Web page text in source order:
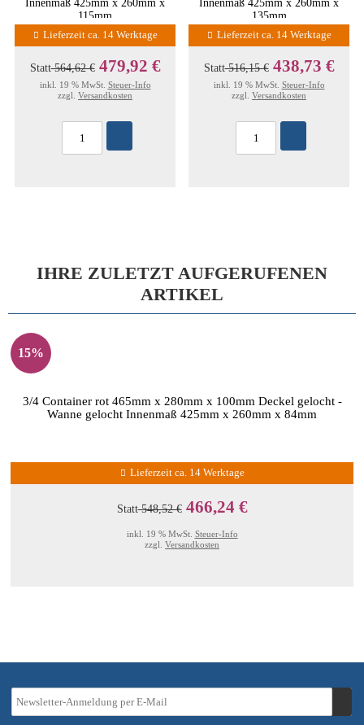
115mm
Lieferzeit ca. 14 Werktage
Statt564,62 € 479,92 €
inkl. 19 % MwSt. Steuer-Info
zzgl. Versandkosten
135mm
Lieferzeit ca. 14 Werktage
Statt516,15 € 438,73 €
inkl. 19 % MwSt. Steuer-Info
zzgl. Versandkosten
IHRE ZULETZT AUFGERUFENEN
ARTIKEL
15%
3/4 Container rot 465mm x 280mm x 100mm Deckel gelocht -
Wanne gelocht Innenmaß 425mm x 260mm x 84mm
Lieferzeit ca. 14 Werktage
Statt548,52 € 466,24 €
inkl. 19 % MwSt. Steuer-Info
zzgl. Versandkosten